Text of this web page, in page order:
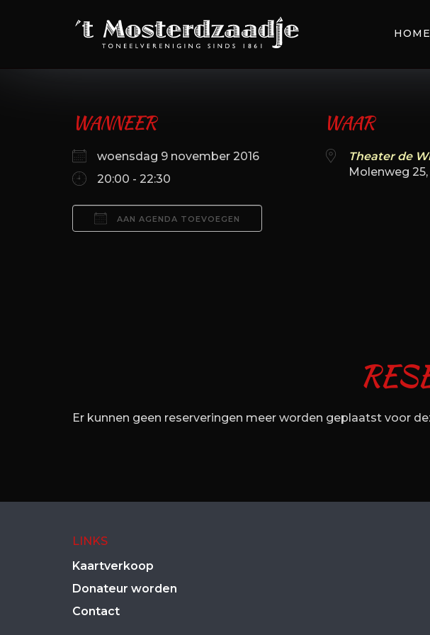
inhoud
HOME
WANNEER
woensdag 9 november 2016
20:00 - 22:30
AAN AGENDA TOEVOEGEN
WAAR
Theater de
Molenweg
Er kunnen geen reserveringen meer worden geplaatst voor
LINKS
Kaartverkoop
Donateur worden
Contact